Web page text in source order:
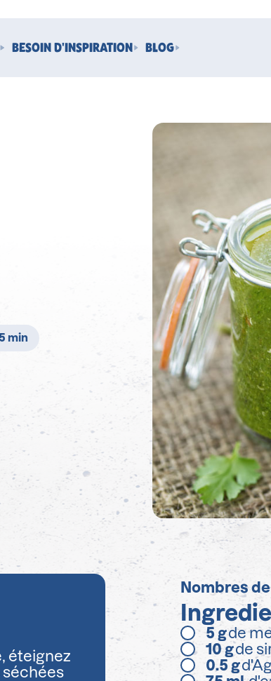
BESOIN D'INSPIRATION BLOG
min
éteignez
séchées
Nombres
5 gde
10 gde
0.5 g